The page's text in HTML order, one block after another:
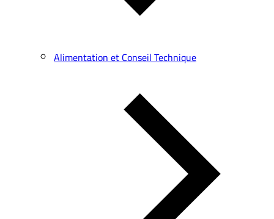
Alimentation et Conseil Technique